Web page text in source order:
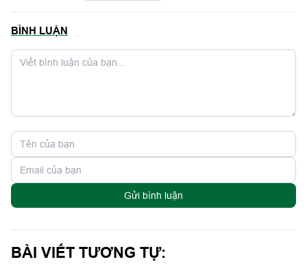
BÌNH LUẬN
Gửi bình luận
BÀI VIẾT TƯƠNG TỰ: